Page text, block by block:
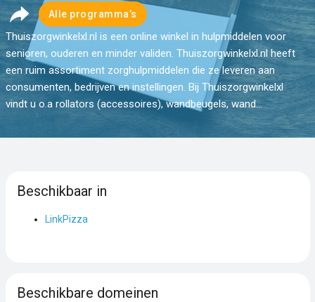
Alle programma’s
Thuiszorgwinkelxl.nl is een online winkel in hulpmiddelen voor
senioren, ouderen en minder validen. Thuiszorgwinkelxl.nl heeft
een ruim assortiment zorghulpmiddelen die ze leveren aan
consumenten, bedrijven en instellingen. Bij Thuiszorgwinkelxl
vindt u o.a rollators (accessoires), wandbeugels, wand...
Beschikbaar in
LinkPizza
Beschikbare domeinen